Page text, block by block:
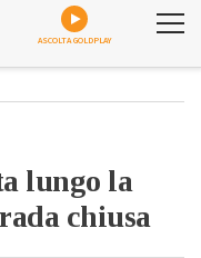
ASCOLTA GOLDPLAY
lungo la
chiusa